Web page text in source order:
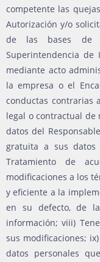
competente las
Autorización y/o
de las bases de
Superintendencia de
mediante acto
la empresa o el
conductas contrarias
legal o contractual de
datos del
gratuita a sus datos
Tratamiento de
modificaciones a los
y eficiente a la
en su defecto, de
información; viii)
sus modificaciones;
datos personales